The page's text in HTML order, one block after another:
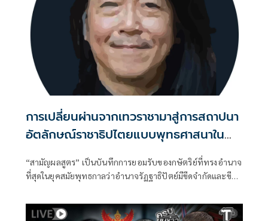
การเปลี่ยนผ่านจากเทวราชามาสู่การสถาปนา
อัตลักษณ์ราชาธิปไตยแบบพุทธศาสนาใน
พระไตรปิฏก : สามัญผลสูตรในฐานะทฤษฎี
ขีดจำกัดของอำนาจรัฐเหนือแรงงานและ
ทรัพย์สิน
“สามัญผลสูตร” เป็นบันทึกการยอมรับของกษัตริย์ที่ทรงอำนาจ
ที่สุดในยุคสมัยพุทธกาลว่าอำนาจรัฏฐาธิปัตย์มีขีดจำกัดและขีด